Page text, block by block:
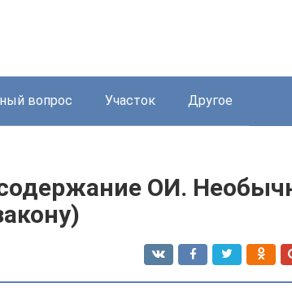
вопрос Участок Другое
ОИ.